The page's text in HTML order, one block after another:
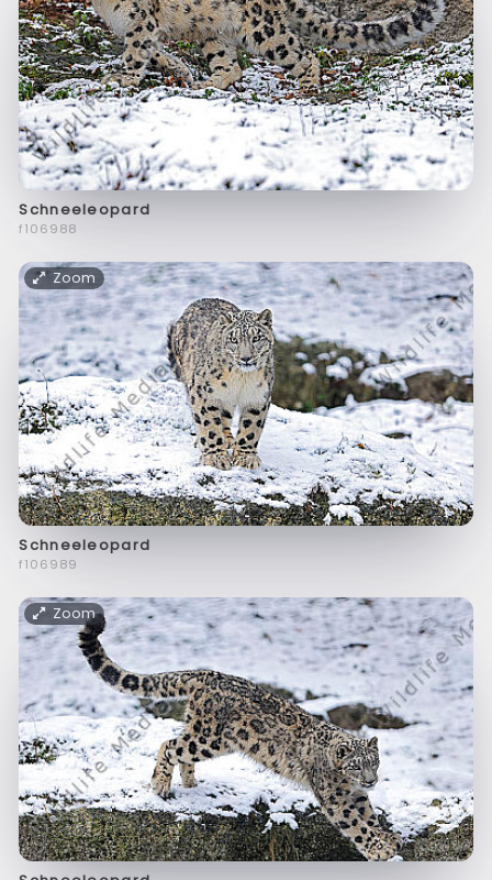
Schneeleopard
f106988
Zoom
Schneeleopard
f106989
Zoom